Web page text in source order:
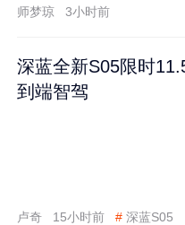
师梦琼 3小时前
深蓝全新S05限时
到端智驾
卢奇 15小时前 # 深蓝S05